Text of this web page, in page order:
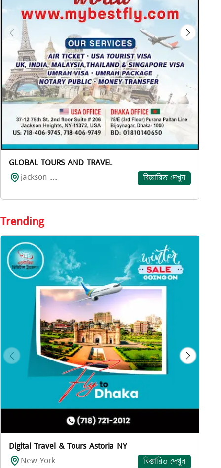
GLOBAL TOURS AND TRAVEL
jackson ...
বিস্তারিত দেখুন
Trending
Digital Travel & Tours Astoria NY
New York
বিস্তারিত দেখুন